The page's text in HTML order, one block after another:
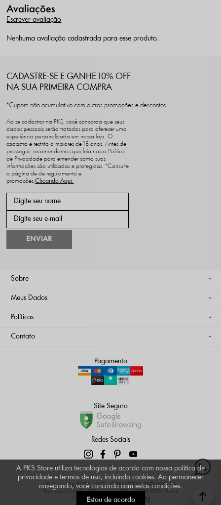
Avaliações
Escrever avaliação
Nenhuma avaliação cadastrada para esse produto.
CADASTRE-SE E GANHE 10% OFF
NA SUA PRIMEIRA COMPRA
*Cupom não acumulativo com outras promoções e descontos
ENVIAR
Ao se cadastrar na PKS, você concorda que seus
dados pessoais serão tratados para oferecer uma
experiência personalizada em nossa loja. O
cadastro é restrito a maiores de 18 anos. Antes de
prosseguir, recomendamos que leia nossa Política
de Privacidade para entender como suas
informações são utilizadas e protegidas. *Consulte
a página de de regulamento e
promoções,
Sobre
Meus Dados
Políticas
Contato
Pagamento
Site Seguro
Redes Sociais
© Copyright 2024 | PKS - CNPJ 07.324.267/0001-83
Rua João Camilo, 431 - Laguna/SC - 88790-000 - Brasil
Plataforma
A PKS Store utiliza tecnologias de acordo com nossa política de
privacidade e termos de uso, incluindo cookies. Ao permanecer
navegando, você concorda com estas condições.
Estou de acordo